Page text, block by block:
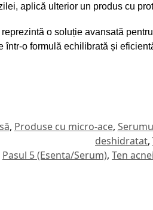
aplică ulterior un produs cu
o soluție avansată
într-o formulă echilibrată și
, Produse cu micro-ace,
deshidratat,
Pasul 5 (Esenta/Serum), Ten